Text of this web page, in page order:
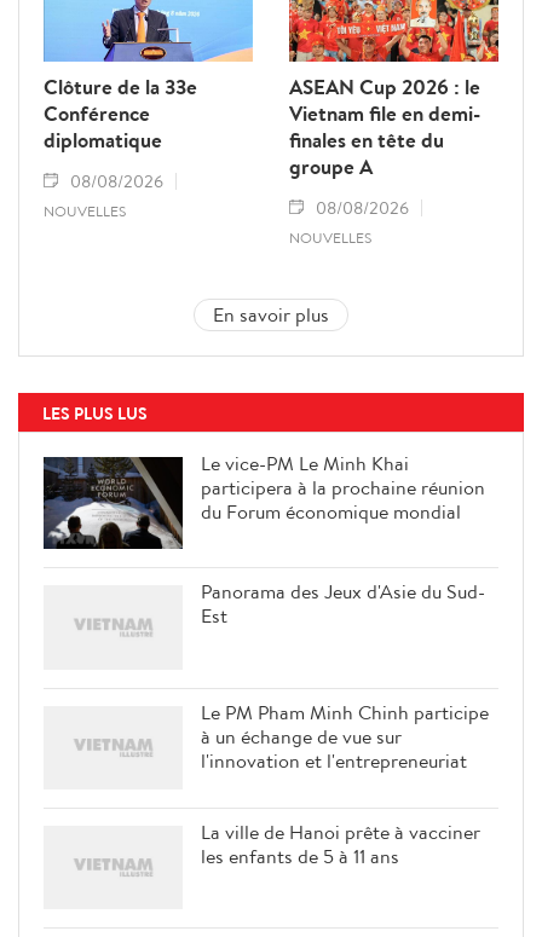
Clôture de la 33e
Conférence
diplomatique
08/08/2026
NOUVELLES
ASEAN Cup 2026 : le
Vietnam file en demi-
finales en tête du
groupe A
08/08/2026
NOUVELLES
En savoir plus
LES PLUS LUS
Le vice-PM Le Minh Khai
participera à la prochaine réunion
du Forum économique mondial
Panorama des Jeux d'Asie du Sud-
Est
Le PM Pham Minh Chinh participe
à un échange de vue sur
l'innovation et l'entrepreneuriat
La ville de Hanoi prête à vacciner
les enfants de 5 à 11 ans